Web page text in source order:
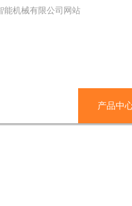
能机械有限公司网站
产品中